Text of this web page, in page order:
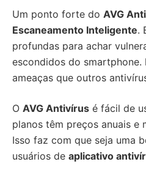
Um ponto forte do AVG
Escaneamento Inteligente.
profundas para achar
escondidos do smartphone.
ameaças que outros
O AVG Antivírus é fácil de
planos têm preços anuais e
Isso faz com que seja uma
usuários de aplicativo